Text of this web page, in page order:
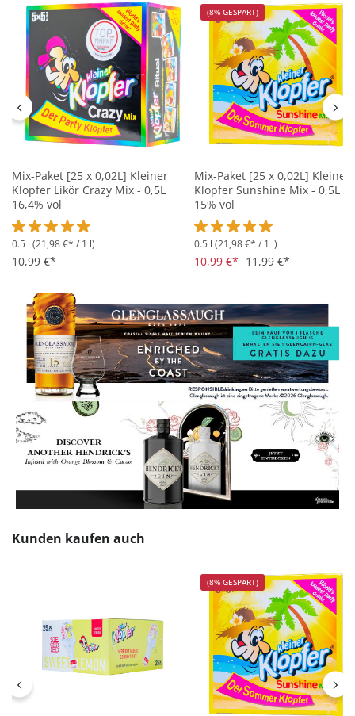
Mix-Paket [25 x 0,02L] Kleiner
Klopfer Likör Crazy Mix - 0,5L
16,4% vol
Durchschnittliche Bewertung von 5 von 5 Sternen
0.5 l (21,98 €* / 1 l)
10,99 €*
(8% GESPART)
Mix-Paket [25 x 0,02L] Kleiner
Klopfer Sunshine Mix - 0,5L
15% vol
Durchschnittliche
0.5 l (21,98 €* / 1 l)
10,99 €* 11,99 €*
Produktgalerie überspringen
Kunden kaufen auch
(8% GESPART)